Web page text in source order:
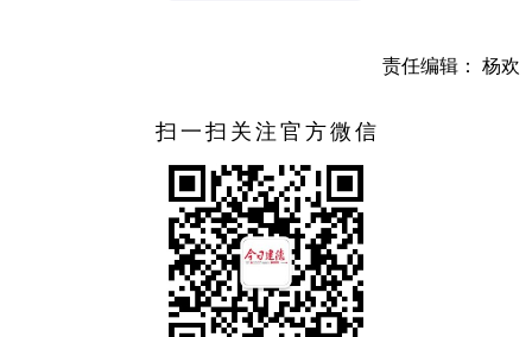
责任编辑： 杨欢
扫一扫关注官方微信